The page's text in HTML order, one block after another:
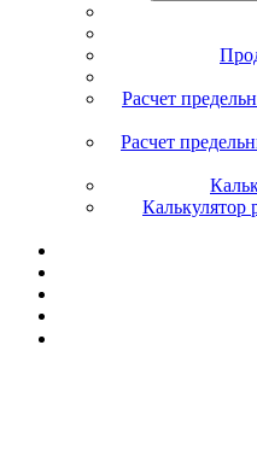
Расчет
Расчет
Калькулятор